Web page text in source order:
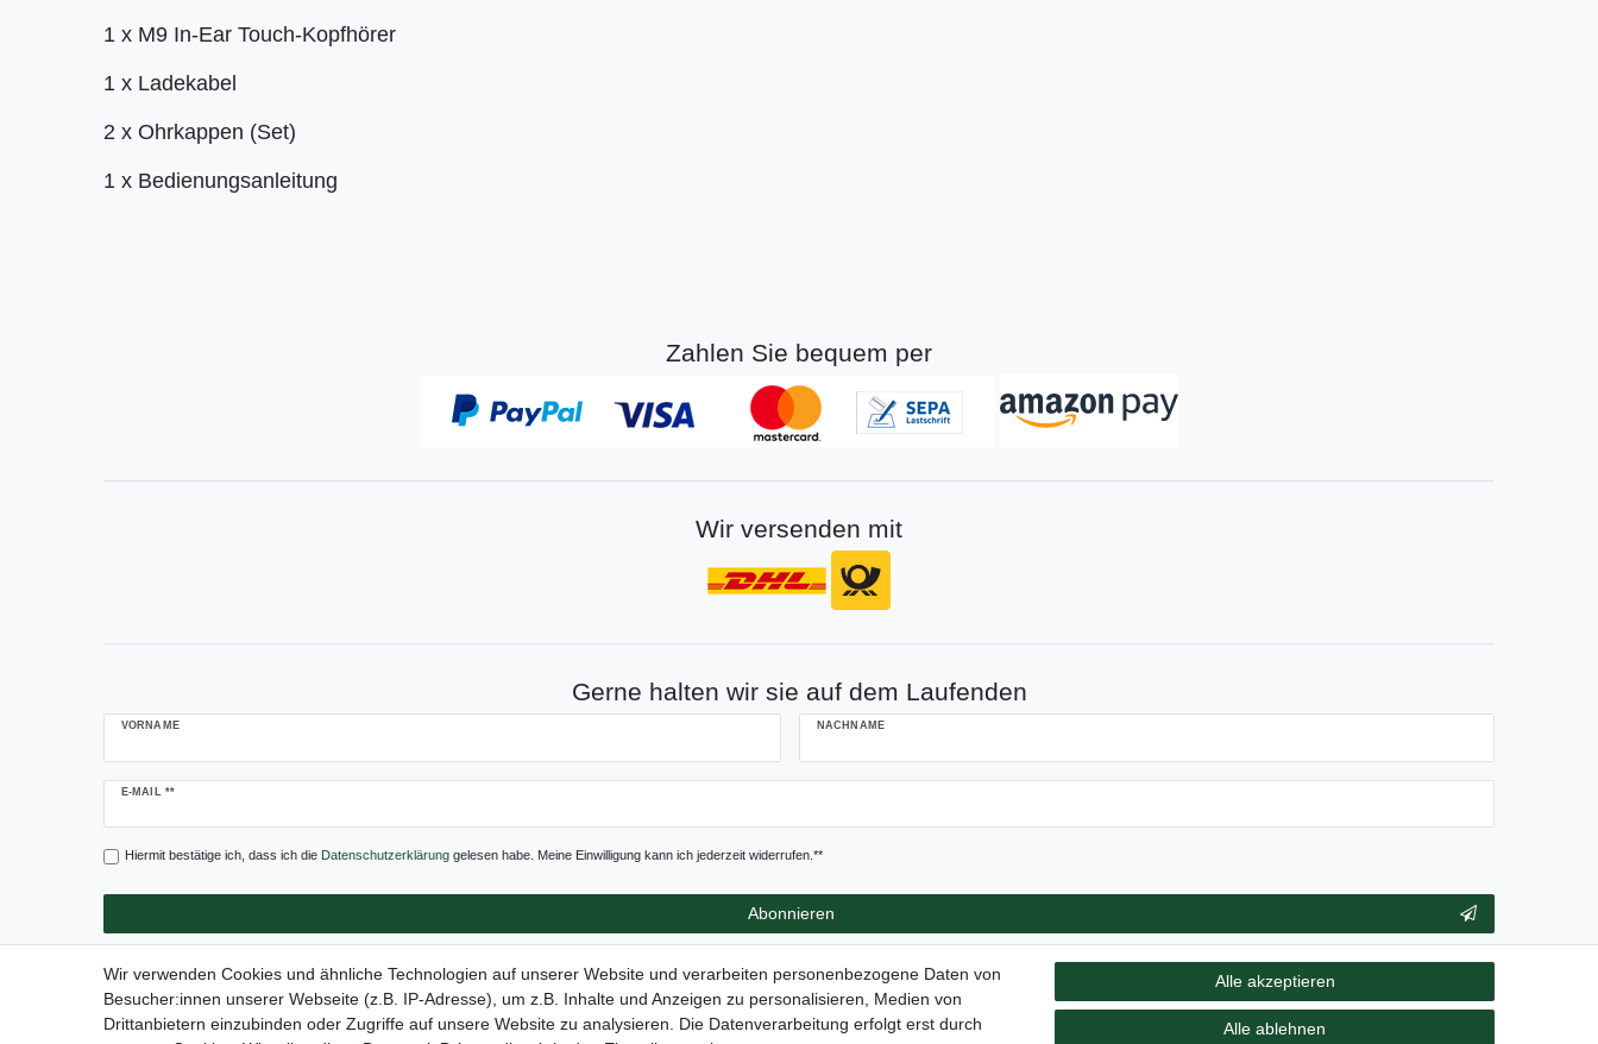
1 x M9 In-Ear Touch-Kopfhörer
1 x Ladekabel
2 x Ohrkappen (Set)
1 x Bedienungsanleitung
Zahlen Sie bequem per
Wir versenden mit
Gerne halten wir sie auf dem Laufenden
VORNAME NACHNAME
E-MAIL **
Newsletter
Hiermit bestätige ich, dass ich die Daten­schutz­erklärunggelesen habe. Meine Einwilligung kann ich jederzeit widerrufen.**
Abonnieren
Wir verwenden Cookies und ähnliche Technologien auf unserer Website und verarbeiten personenbezogene Daten von
Besucher:innen unserer Webseite (z.B. IP-Adresse), um z.B. Inhalte und Anzeigen zu personalisieren, Medien von
Drittanbietern einzubinden oder Zugriffe auf unsere Website zu analysieren. Die Datenverarbeitung erfolgt erst durch
Alle akzeptieren
Alle ablehnen